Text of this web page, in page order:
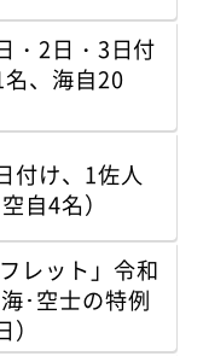
・2日・3日付
、海自20
付け、1佐人
自4名）
レット」令和
･空士の特例